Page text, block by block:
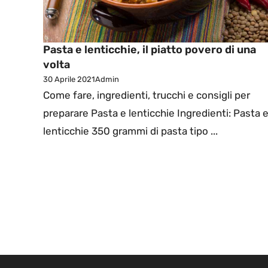
Pasta e lenticchie, il piatto povero di una
volta
30 Aprile 2021Admin
Come fare, ingredienti, trucchi e consigli per
preparare Pasta e lenticchie Ingredienti: Pasta e
lenticchie 350 grammi di pasta tipo ...